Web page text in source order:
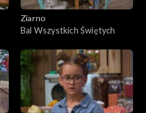
Ziarno
Bal Wszystkich Świętych